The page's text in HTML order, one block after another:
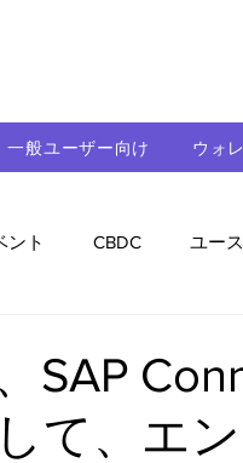
一般ユーザー向け ウォ
ント CBDC ユー
技術開発 ガバナンス
SAP
て、エ